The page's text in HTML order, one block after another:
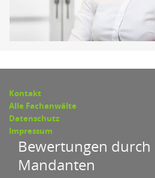
Kontakt
Alle Fachanwälte
Datenschutz
Impressum
Bewertungen durch
Mandanten